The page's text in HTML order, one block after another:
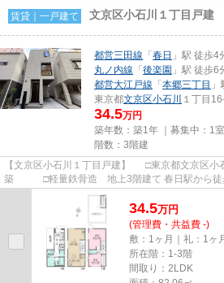
賃貸｜一戸建て 文京区小石川１丁目戸建
都営三田線 「 春日 」駅 徒歩4
丸ノ内線 「 後楽園 」駅 徒歩6
都営大江戸線 「 本郷三丁目
東京都文京区小石川 １丁目
34.5万円
築年数：築1年 ｜募集中： 1室
階数：3階建
【文京区小石川１丁目戸建】 □東京都文京区小石川１丁
築 □軽量鉄骨造 地上3階建て 春日駅から徒歩4分の立地に建つ駐車場付き
新築戸建て物件のご紹介です...
34.5万円
(管理費・共益費 -)
敷：1ヶ月｜礼：1ヶ
所在階：1-3階
間取り：2LDK